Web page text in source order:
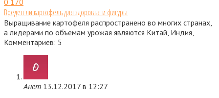
Вреден ли картофель для здоровья и фигуры
Выращивание картофеля распространено во многих странах,
а лидерами по объемам урожая являются Китай, Индия,
Комментариев: 5
Анет 13.12.2017 в 12:27